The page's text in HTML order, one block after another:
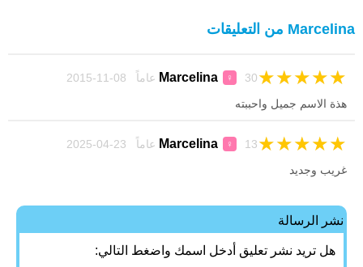
Marcelina من التعليقات
Marcelina ♀ 30 عاماً 08-11-2015 ★
★
★
★
★
هذة الاسم جميل واحببته
Marcelina ♀ 13 عاماً 23-04-2025 ★
★
★
★
★
غريب وجديد
نشر الرسالة
هل تريد نشر تعليق أدخل اسمك واضغط التالي: